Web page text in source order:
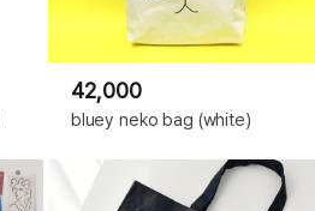
42,000
bluey neko bag (white)